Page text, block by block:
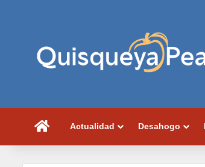
PortadaActualidad Desahogo